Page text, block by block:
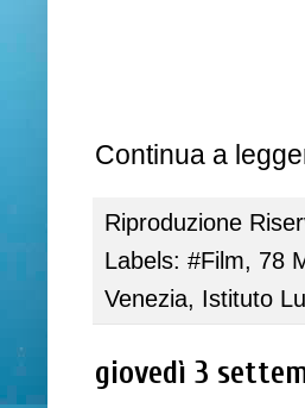
Continua a
Riproduzione
Labels: #Film, 78
Venezia, Istituto
giovedì 3